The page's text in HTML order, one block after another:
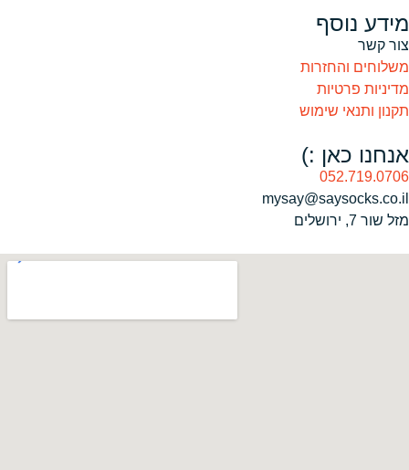
מידע נוסף
צור קשר
משלוחים והחזרות
מדיניות פרטיות
תקנון ותנאי שימוש
אנחנו כאן :)
052.719.0706
mysay@saysocks.co.il‏
מזל שור 7, ירושלים